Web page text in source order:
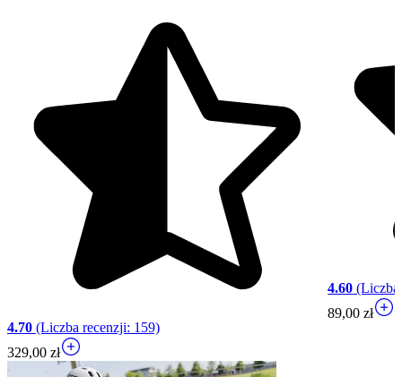
4.70 (Liczba recenzji: 159)
329,00 zł
4.60 (Liczba
89,00 zł